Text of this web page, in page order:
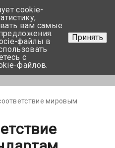
+375 17-350-99-56
+375 44-752-82-08
Задать вопрос
мировым
cookie-
вам самые
файлы в
с
файлов.
Принять